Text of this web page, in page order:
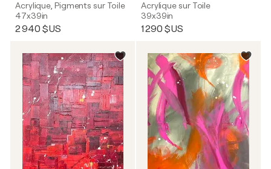
Acrylique, Pigments sur Toile
47x39in
2 940 $US
Acrylique sur Toile
39x39in
1 290 $US